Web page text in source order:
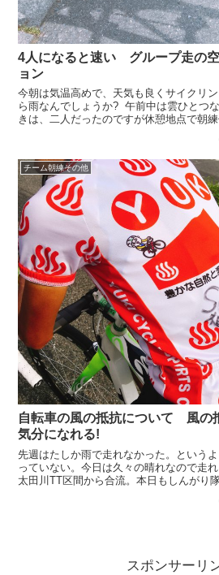
4人になると速い グループ走の
ョン
今朝は気温高めで、天気も良くサイクリ
ら雨なんでしょうか? 午前中は雲ひとつ
きは、二人だったのですが休憩地点で朝
をゲットして帰りました。お約束通り、
チーム朝練その他
自転車の風の抵抗について 風の
気分になれる!
先週はたしか雨で走れなかった。という
っていない。今日は久々の晴れなので走
太田川TT区間から合流。本日もしんがり
スポンサーリ